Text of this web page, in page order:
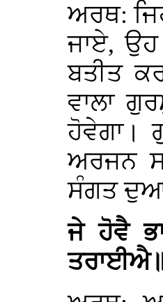
ਅਰਥ:
ਜਾਏ,
ਬਤੀਤ
ਵਾਲਾ
ਹੋਵੇਗਾ।
ਅਰਜਨ
ਸੰਗਤ
ਜੇ ਹੋਵੈ